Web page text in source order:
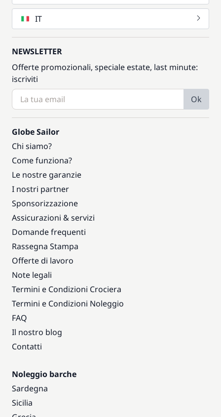
IT
NEWSLETTER
Offerte promozionali, speciale estate, last minute:
iscriviti
Ok
Globe Sailor
Chi siamo?
Come funziona?
Le nostre garanzie
I nostri partner
Sponsorizzazione
Assicurazioni & servizi
Domande frequenti
Rassegna Stampa
Offerte di lavoro
Note legali
Termini e Condizioni Crociera
Termini e Condizioni Noleggio
FAQ
Il nostro blog
Contatti
Noleggio barche
Sardegna
Sicilia